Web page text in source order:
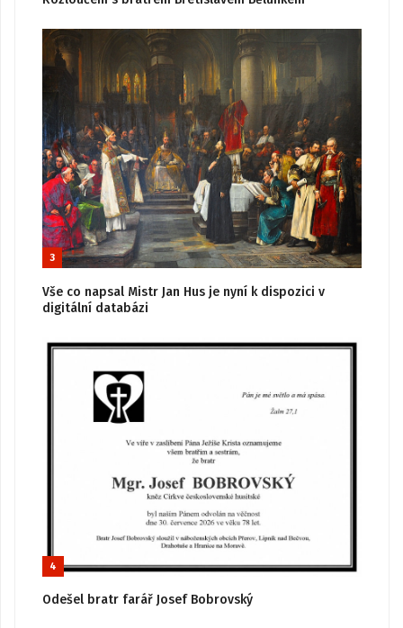
3
Vše co napsal Mistr Jan Hus je nyní k dispozici v
digitální databázi
4
Odešel bratr farář Josef Bobrovský